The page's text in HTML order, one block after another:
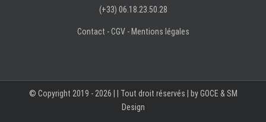
(+33) 06.18.23.50.28
Contact -CGV - Mentions légales
© Copyright 2019 - 2026 |
| Tout droit réservés | by GOCE & SM
Design